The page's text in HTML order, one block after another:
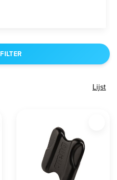
FILTER
Lijst